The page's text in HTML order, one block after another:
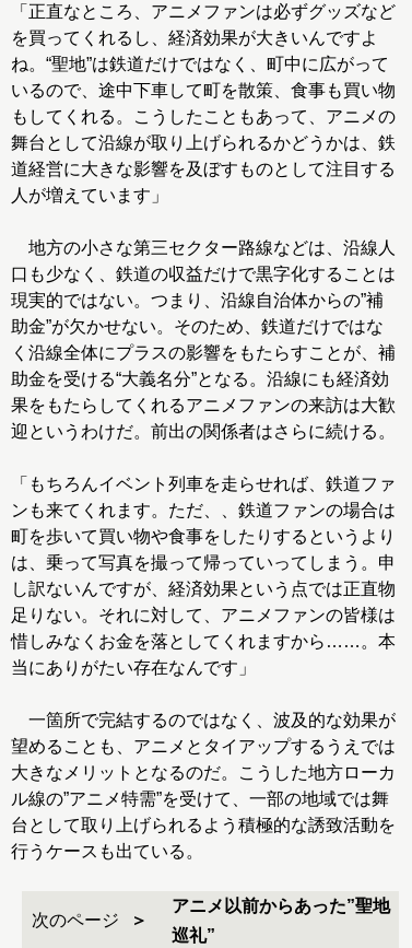
「正直なところ、アニメファンは必ずグッズなど
を買ってくれるし、経済効果が大きいんですよ
ね。“聖地”は鉄道だけではなく、町中に広がって
いるので、途中下車して町を散策、食事も買い物
もしてくれる。こうしたこともあって、アニメの
舞台として沿線が取り上げられるかどうかは、鉄
道経営に大きな影響を及ぼすものとして注目する
人が増えています」
地方の小さな第三セクター路線などは、沿線人
口も少なく、鉄道の収益だけで黒字化することは
現実的ではない。つまり、沿線自治体からの”補
助金”が欠かせない。そのため、鉄道だけではな
く沿線全体にプラスの影響をもたらすことが、補
助金を受ける“大義名分”となる。沿線にも経済効
果をもたらしてくれるアニメファンの来訪は大歓
迎というわけだ。前出の関係者はさらに続ける。
「もちろんイベント列車を走らせれば、鉄道ファ
ンも来てくれます。ただ、、鉄道ファンの場合は
町を歩いて買い物や食事をしたりするというより
は、乗って写真を撮って帰っていってしまう。申
し訳ないんですが、経済効果という点では正直物
足りない。それに対して、アニメファンの皆様は
惜しみなくお金を落としてくれますから……。本
当にありがたい存在なんです」
一箇所で完結するのではなく、波及的な効果が
望めることも、アニメとタイアップするうえでは
大きなメリットとなるのだ。こうした地方ローカ
ル線の”アニメ特需”を受けて、一部の地域では舞
台として取り上げられるよう積極的な誘致活動を
行うケースも出ている。
次のページ
アニメ以前からあった”聖地
巡礼”